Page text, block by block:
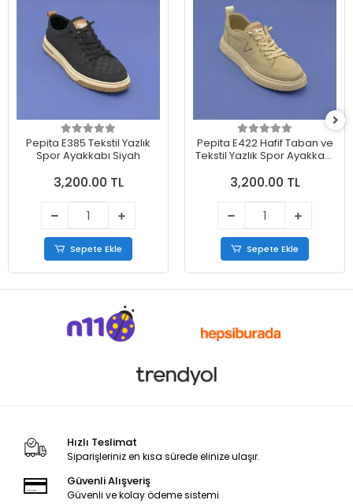
Pepita E385 Tekstil Yazlık
Spor Ayakkabı Siyah
3,200.00 TL
Sepete Ekle
Pepita E422 Hafif Taban ve
Tekstil Yazlık Spor Ayakkabı
3,200.00 TL
Sepete Ekle
Hızlı Teslimat
Siparişleriniz en kısa sürede elinize ulaşır.
Güvenli Alışveriş
Güvenli ve kolay ödeme sistemi